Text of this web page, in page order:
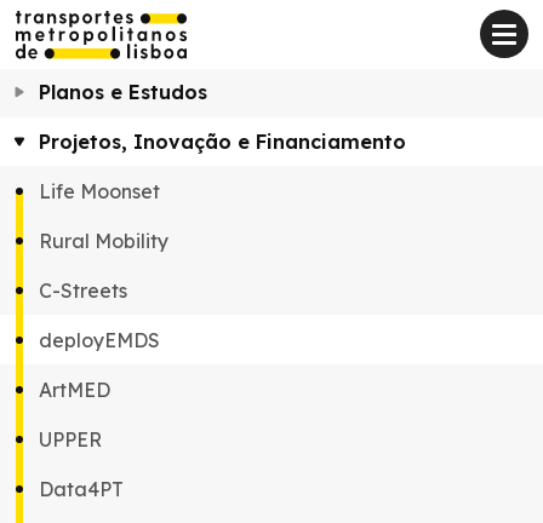
Planos e Estudos
Projetos, Inovação e Financiamento
Life Moonset
Rural Mobility
C-Streets
deployEMDS
ArtMED
UPPER
Data4PT